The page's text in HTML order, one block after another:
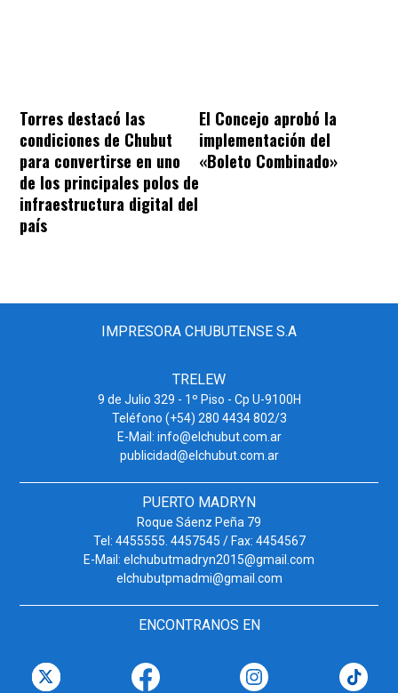
Torres destacó las
condiciones de Chubut
para convertirse en uno
de los principales polos de
infraestructura digital del
país
El Concejo aprobó la
implementación del
«Boleto Combinado»
IMPRESORA CHUBUTENSE S.A
TRELEW
9 de Julio 329 - 1º Piso - Cp U-9100H
Teléfono (+54) 280 4434 802/3
E-Mail: info@elchubut.com.ar
publicidad@elchubut.com.ar
PUERTO MADRYN
Roque Sáenz Peña 79
Tel: 4455555. 4457545 / Fax: 4454567
E-Mail: elchubutmadryn2015@gmail.com
elchubutpmadmi@gmail.com
ENCONTRANOS EN